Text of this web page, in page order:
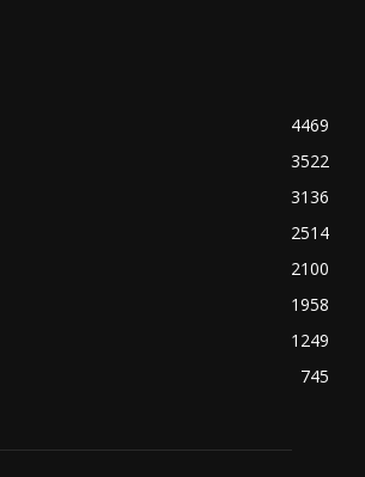
4469
3522
3136
2514
2100
1958
1249
745